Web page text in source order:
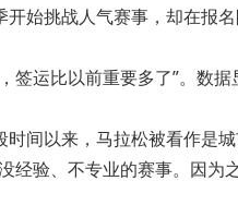
始挑战人气赛事，却在报
运比以前重要多了”。数
间以来，马拉松被看作
验、不专业的赛事。因